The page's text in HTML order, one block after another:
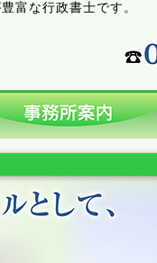
富な行政書士です。